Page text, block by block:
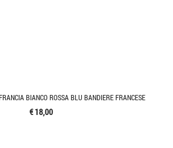
BIANCO ROSSA BLU BANDIERE FRANCESE
€ 18,00